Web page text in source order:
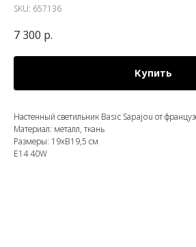
SKU: 657136
7 300 р.
Купить
Настенный светильник Basic Sapajou от
Материал: металл, ткань
Размеры: 19хВ19,5 см
E14 40W